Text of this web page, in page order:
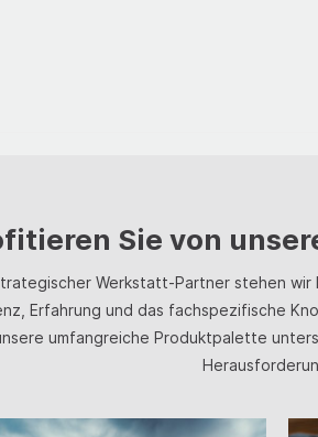
Sie von
Werkstatt-Partner stehen
Erfahrung und das fachspezifische
umfangreiche Produktpalette